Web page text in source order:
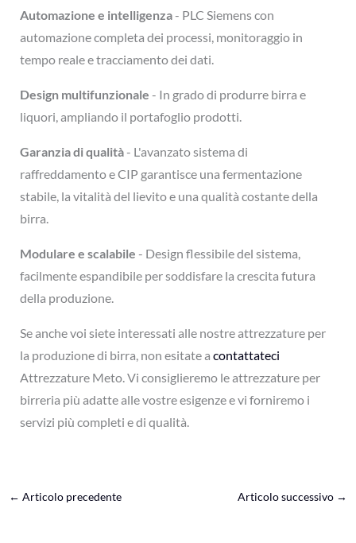
Automazione e intelligenza- PLC Siemens con
automazione completa dei processi, monitoraggio in
tempo reale e tracciamento dei dati.
Design multifunzionale - In grado di produrre birra e
liquori, ampliando il portafoglio prodotti.
Garanzia di qualità- L'avanzato sistema di
raffreddamento e CIP garantisce una fermentazione
stabile, la vitalità del lievito e una qualità costante della
birra.
Modulare e scalabile - Design flessibile del sistema,
facilmente espandibile per soddisfare la crescita futura
della produzione.
Se anche voi siete interessati alle nostre attrezzature per
la produzione di birra, non esitate a contattateci
Attrezzature Meto. Vi consiglieremo le attrezzature per
birreria più adatte alle vostre esigenze e vi forniremo i
servizi più completi e di qualità.
← Articolo precedente Articolo successivo →